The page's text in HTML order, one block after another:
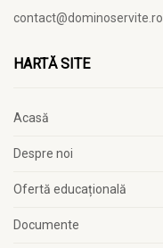
contact@dominoservite.ro
HARTĂ SITE
Acasă
Despre noi
Ofertă educațională
Documente